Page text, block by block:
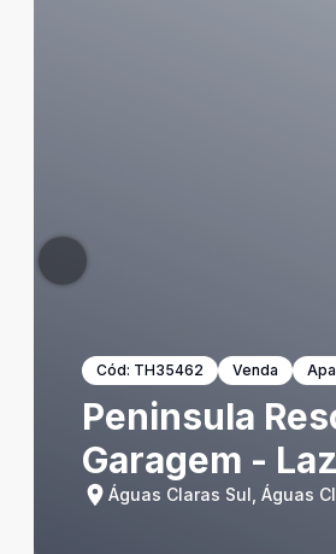
Cód: TH35462 Venda
Peninsula
Garagem -
Águas Claras Sul, Águas